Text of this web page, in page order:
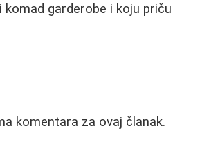
komad garderobe i koju priču
komentara za ovaj članak.